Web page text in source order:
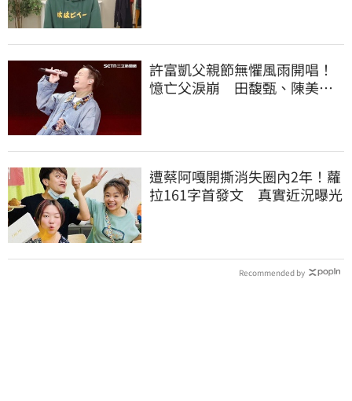
許富凱父親節無懼風雨開唱！
憶亡父淚崩 田馥甄、陳美
遭蔡阿嘎開撕消失圈內2年！蘿
拉161字首發文 真實近況曝光
Recommended by